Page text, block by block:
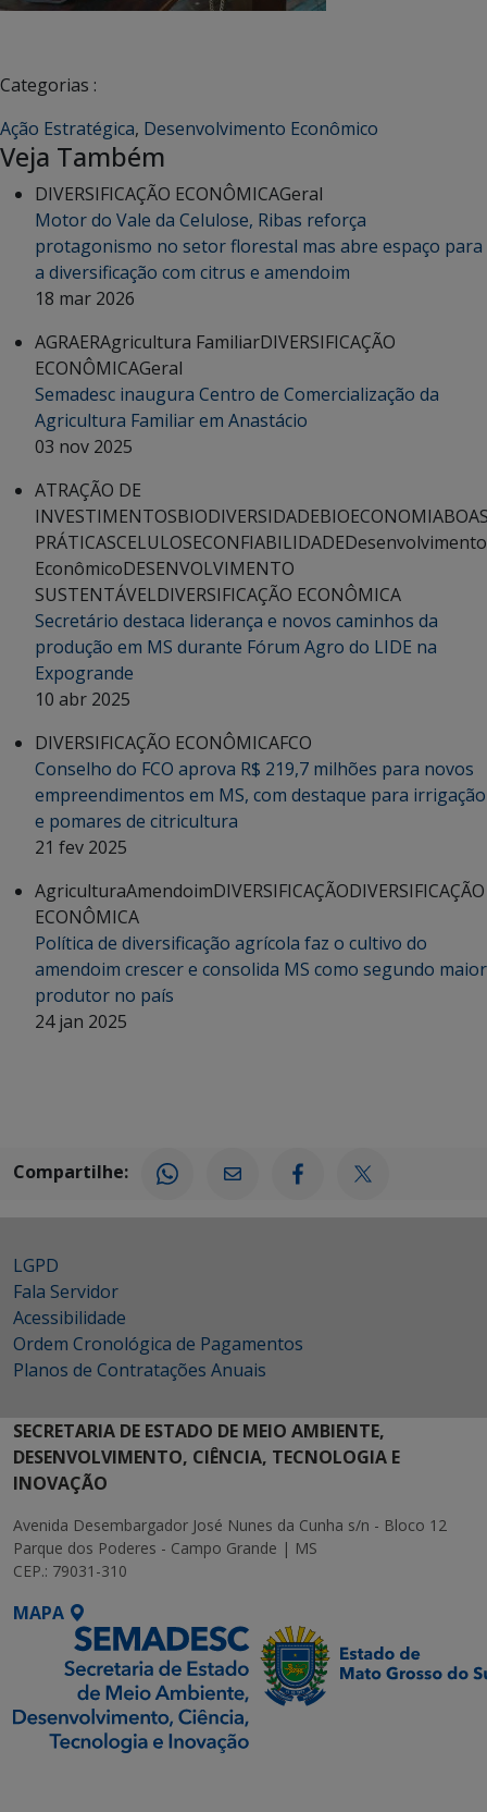
Categorias :
Ação Estratégica, Desenvolvimento Econômico
Veja Também
DIVERSIFICAÇÃO ECONÔMICAGeral
Motor do Vale da Celulose, Ribas reforça
protagonismo no setor florestal mas abre espaço para
a diversificação com citrus e amendoim
18 mar 2026
AGRAERAgricultura FamiliarDIVERSIFICAÇÃO
ECONÔMICAGeral
Semadesc inaugura Centro de Comercialização da
Agricultura Familiar em Anastácio
03 nov 2025
ATRAÇÃO DE
INVESTIMENTOSBIODIVERSIDADEBIOECONOMIA
PRÁTICASCELULOSECONFIABILIDADEDesenvolvimento
EconômicoDESENVOLVIMENTO
SUSTENTÁVELDIVERSIFICAÇÃO ECONÔMICA
Secretário destaca liderança e novos caminhos da
produção em MS durante Fórum Agro do LIDE na
Expogrande
10 abr 2025
DIVERSIFICAÇÃO ECONÔMICAFCO
Conselho do FCO aprova R$ 219,7 milhões para novos
empreendimentos em MS, com destaque para irrigação
e pomares de citricultura
21 fev 2025
AgriculturaAmendoimDIVERSIFICAÇÃODIVERSIFICAÇÃO
ECONÔMICA
Política de diversificação agrícola faz o cultivo do
amendoim crescer e consolida MS como segundo maior
produtor no país
24 jan 2025
Compartilhe:
LGPD
Fala Servidor
Acessibilidade
Ordem Cronológica de Pagamentos
Planos de Contratações Anuais
SECRETARIA DE ESTADO DE MEIO AMBIENTE,
DESENVOLVIMENTO, CIÊNCIA, TECNOLOGIA E
INOVAÇÃO
Avenida Desembargador José Nunes da Cunha s/n - Bloco 12
Parque dos Poderes - Campo Grande | MS
CEP.: 79031-310
MAPA